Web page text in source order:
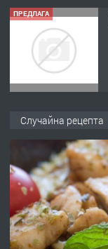
ПРЕДЛАГА
ПРЕДЛАГА
Случайна рецепта